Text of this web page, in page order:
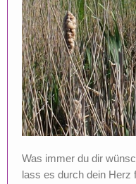
Was immer du dir
lass es durch dein Herz